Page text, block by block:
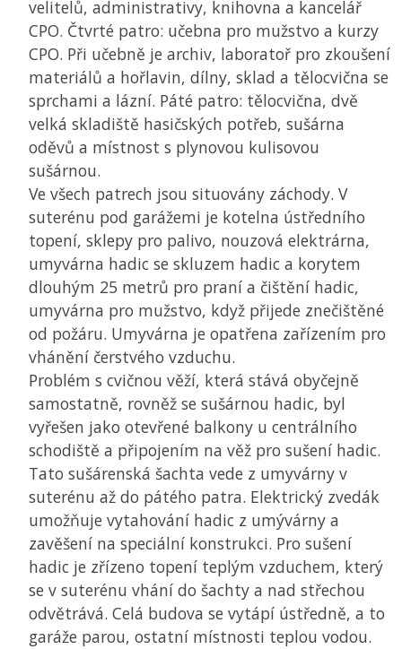
velitelů, administrativy, knihovna a kancelář
CPO. Čtvrté patro: učebna pro mužstvo a kurzy
CPO. Při učebně je archiv, laboratoř pro zkoušení
materiálů a hořlavin, dílny, sklad a tělocvična se
sprchami a lázní. Páté patro: tělocvična, dvě
velká skladiště hasičských potřeb, sušárna
oděvů a místnost s plynovou kulisovou
sušárnou.
Ve všech patrech jsou situovány záchody. V
suterénu pod garážemi je kotelna ústředního
topení, sklepy pro palivo, nouzová elektrárna,
umyvárna hadic se skluzem hadic a korytem
dlouhým 25 metrů pro praní a čištění hadic,
umyvárna pro mužstvo, když přijede znečištěné
od požáru. Umyvárna je opatřena zařízením pro
vhánění čerstvého vzduchu.
Problém s cvičnou věží, která stává obyčejně
samostatně, rovněž se sušárnou hadic, byl
vyřešen jako otevřené balkony u centrálního
schodiště a připojením na věž pro sušení hadic.
Tato sušárenská šachta vede z umyvárny v
suterénu až do pátého patra. Elektrický zvedák
umožňuje vytahování hadic z umývárny a
zavěšení na speciální konstrukci. Pro sušení
hadic je zřízeno topení teplým vzduchem, který
se v suterénu vhání do šachty a nad střechou
odvětrává. Celá budova se vytápí ústředně, a to
garáže parou, ostatní místnosti teplou vodou.